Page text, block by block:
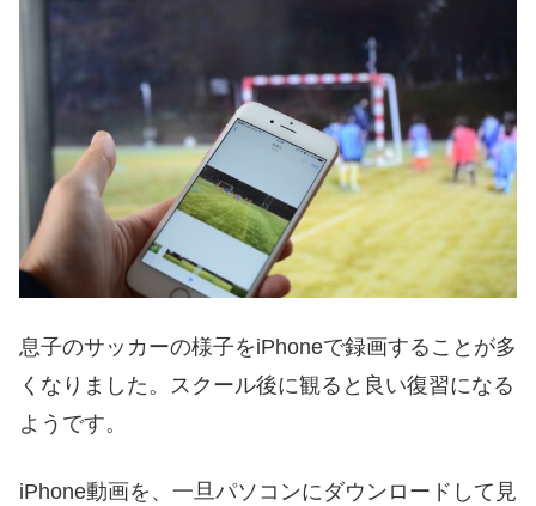
息子のサッカーの様子をiPhoneで録画することが多
くなりました。スクール後に観ると良い復習になる
ようです。
iPhone動画を、一旦パソコンにダウンロードして見